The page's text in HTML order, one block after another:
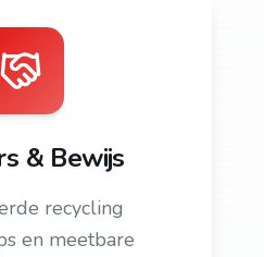
& Bewijs
recycling
en meetbare